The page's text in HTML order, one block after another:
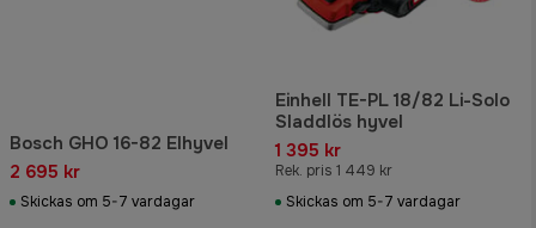
Bosch GHO 16-82 Elhyvel
2 695 kr
Skickas om 5-7 vardagar
Einhell TE-PL 18/82 Li-Solo
Sladdlös hyvel
1 395 kr
Rek. pris 1 449 kr
Skickas om 5-7 vardagar